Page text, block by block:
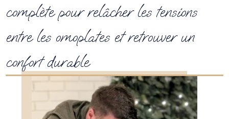
complète pour relâcher les tensions
entre les omoplates et retrouver un
confort durable